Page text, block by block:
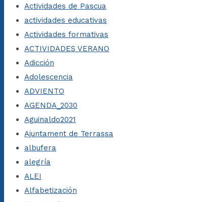
Actividades de Pascua
actividades educativas
Actividades formativas
ACTIVIDADES VERANO
Adicción
Adolescencia
ADVIENTO
AGENDA_2030
Aguinaldo2021
Ajuntament de Terrassa
albufera
alegría
ALEI
Alfabetización